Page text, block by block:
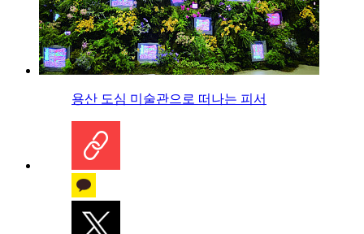
용산 도심 미술관으로 떠나는 피서